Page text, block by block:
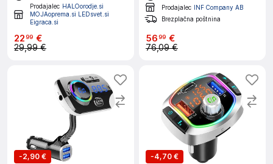
Prodajalec HALOorodje.si
MOJAoprema.si LEDsvet.si
Eigraca.si
2299 €
29,99 €
Prodajalec INF Company AB
Brezplačna poštnina
5699 €
76,09 €
-2,90 €
-4,70 €